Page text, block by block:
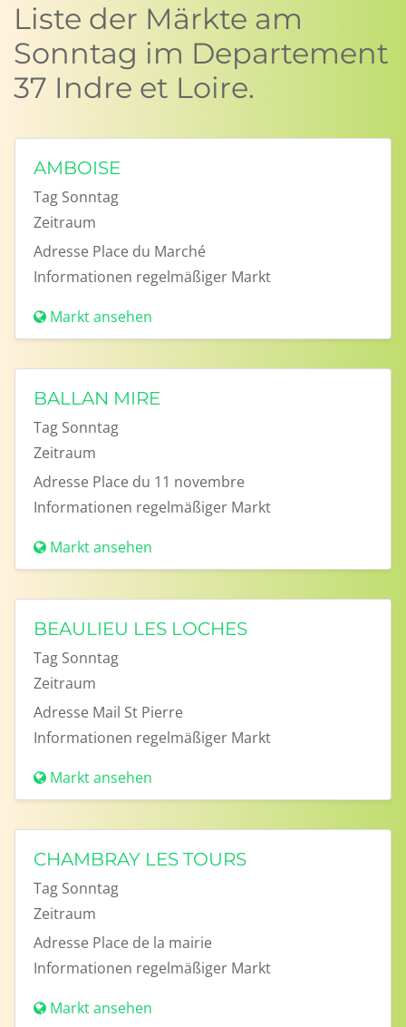
Liste der Märkte am
Sonntag im Departement
37 Indre et Loire.
AMBOISE
Tag Sonntag
Zeitraum
Adresse Place du Marché
Informationen regelmäßiger Markt
Markt ansehen
BALLAN MIRE
Tag Sonntag
Zeitraum
Adresse Place du 11 novembre
Informationen regelmäßiger Markt
Markt ansehen
BEAULIEU LES LOCHES
Tag Sonntag
Zeitraum
Adresse Mail St Pierre
Informationen regelmäßiger Markt
Markt ansehen
CHAMBRAY LES TOURS
Tag Sonntag
Zeitraum
Adresse Place de la mairie
Informationen regelmäßiger Markt
Markt ansehen